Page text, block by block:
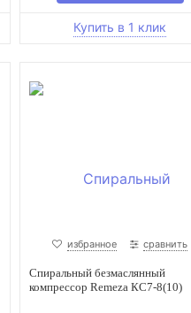
избранное сравнить
Спиральный безмаслянный
компрессор Remeza КС7-8(10)